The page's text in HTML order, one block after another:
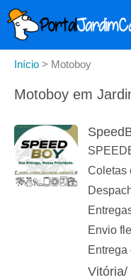
Início > Motoboy
Motoboy em
Coletas
Envio
Entrega
Vitória/